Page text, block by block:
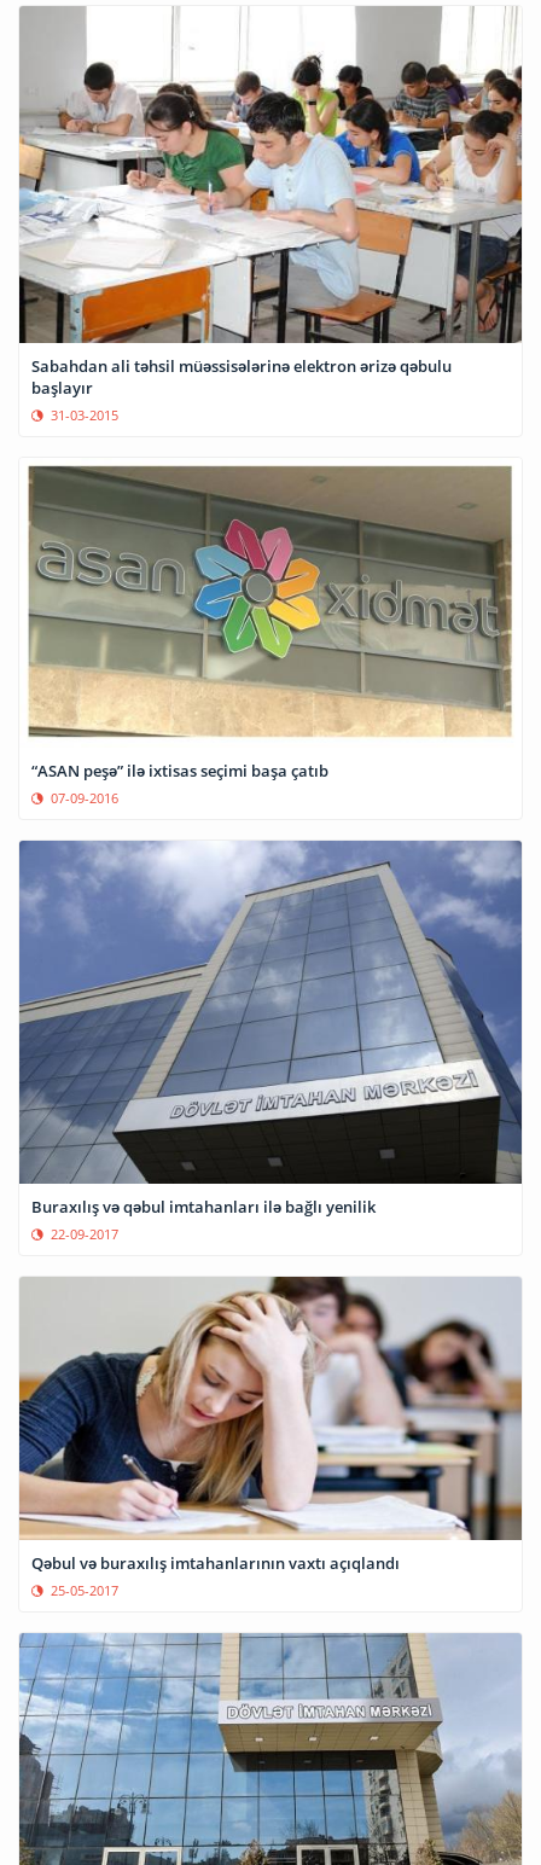
Sabahdan ali təhsil müəssisələrinə elektron ərizə qəbulu
başlayır
31-03-2015
“ASAN peşə” ilə ixtisas seçimi başa çatıb
07-09-2016
Buraxılış və qəbul imtahanları ilə bağlı yenilik
22-09-2017
Qəbul və buraxılış imtahanlarının vaxtı açıqlandı
25-05-2017